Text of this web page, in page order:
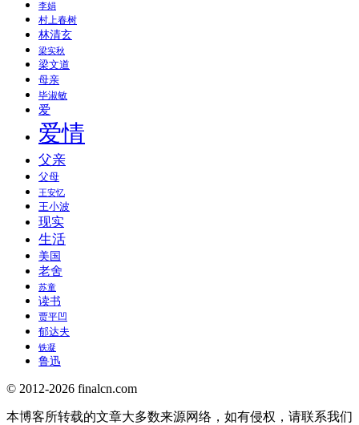
李娟
村上春树
林清玄
梁实秋
梁文道
母亲
毕淑敏
爱
爱情
父亲
父母
王安忆
王小波
现实
生活
美国
老舍
苏童
读书
贾平凹
郁达夫
铁凝
鲁迅
© 2012-2026 finalcn.com
本博客所转载的文章大多数来源网络，如有侵权，请联系我们